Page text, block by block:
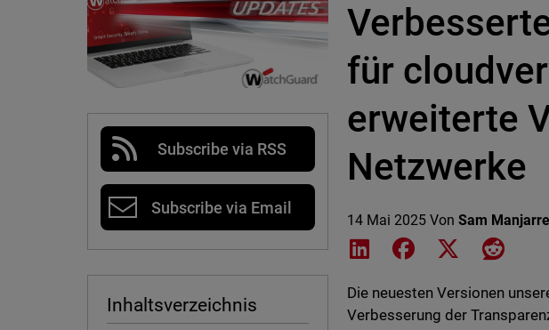
Subscribe via RSS
Subscribe via Email
Inhaltsverzeichnis
für
erweiterte
Netzwerke
14 Mai 2025 VonSam
Share on LinkedIn
Share on Facebook
Share on XShare
Die neuesten Versionen
Verbesserung der